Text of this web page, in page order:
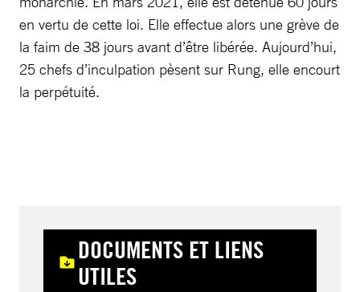
en vertu de cette loi. Elle effectue alors une grève de
la faim de 38 jours avant d’être libérée. Aujourd’hui,
25 chefs d’inculpation pèsent sur Rung, elle encourt
la perpétuité.
DOCUMENTS ET LIENS
UTILES